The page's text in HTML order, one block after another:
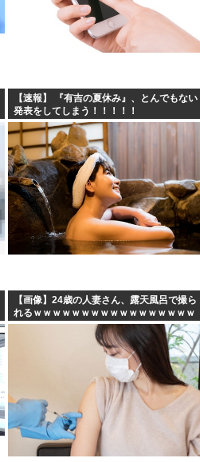
【速報】 『有吉の夏休み』、とんでもない
発表をしてしまう！！！！！
【画像】24歳の人妻さん、露天風呂で撮ら
れるｗｗｗｗｗｗｗｗｗｗｗｗｗｗｗｗｗ